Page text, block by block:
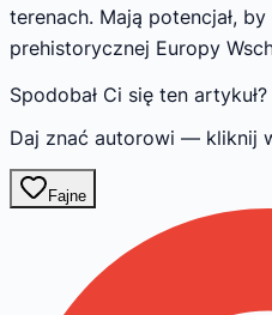
terenach. Mają potencjał,
prehistorycznej Europy
Spodobał Ci się ten artykuł?
Daj znać autorowi — kliknij
Fajne